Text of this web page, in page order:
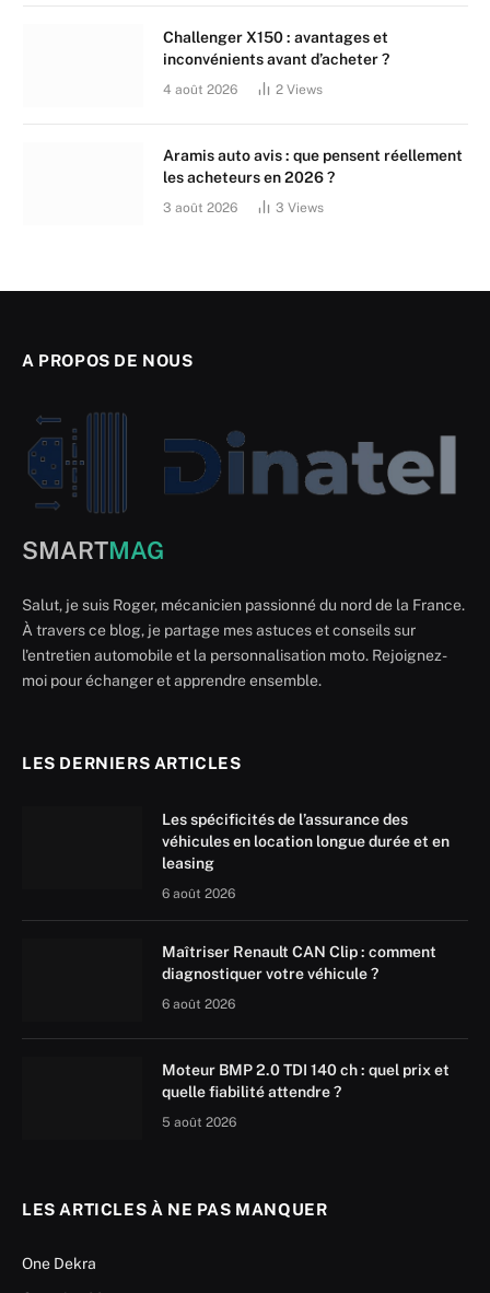
Challenger X150 : avantages et
inconvénients avant d’acheter ?
4 août 2026 2 Views
Aramis auto avis : que pensent réellement
les acheteurs en 2026 ?
3 août 2026 3 Views
A PROPOS DE NOUS
SMARTMAG
Salut, je suis Roger, mécanicien passionné du nord de la France.
À travers ce blog, je partage mes astuces et conseils sur
l'entretien automobile et la personnalisation moto. Rejoignez-
moi pour échanger et apprendre ensemble.
LES DERNIERS ARTICLES
Les spécificités de l’assurance des
véhicules en location longue durée et en
leasing
6 août 2026
Maîtriser Renault CAN Clip : comment
diagnostiquer votre véhicule ?
6 août 2026
Moteur BMP 2.0 TDI 140 ch : quel prix et
quelle fiabilité attendre ?
5 août 2026
LES ARTICLES À NE PAS MANQUER
One Dekra